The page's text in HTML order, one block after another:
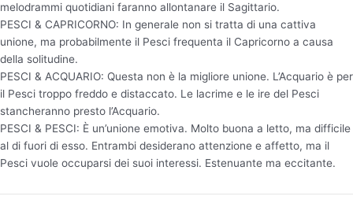
melodrammi quotidiani faranno allontanare il Sagittario.
PESCI & CAPRICORNO: In generale non si tratta di una cattiva
unione, ma probabilmente il Pesci frequenta il Capricorno a causa
della solitudine.
PESCI & ACQUARIO: Questa non è la migliore unione. L’Acquario è per
il Pesci troppo freddo e distaccato. Le lacrime e le ire del Pesci
stancheranno presto l’Acquario.
PESCI & PESCI: È un’unione emotiva. Molto buona a letto, ma difficile
al di fuori di esso. Entrambi desiderano attenzione e affetto, ma il
Pesci vuole occuparsi dei suoi interessi. Estenuante ma eccitante.